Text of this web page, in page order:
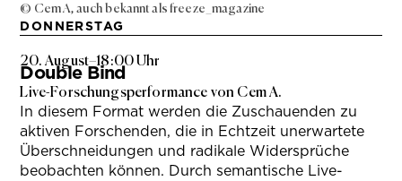
© Cem A, auch bekannt als freeze_magazine
DONNERSTAG
20. August–18:00 Uhr
Double Bind
Live-Forschungsperformance von Cem A.
In diesem Format werden die Zuschauenden zu
aktiven Forschenden, die in Echtzeit unerwartete
Überschneidungen und radikale Widersprüche
beobachten können. Durch semantische Live-